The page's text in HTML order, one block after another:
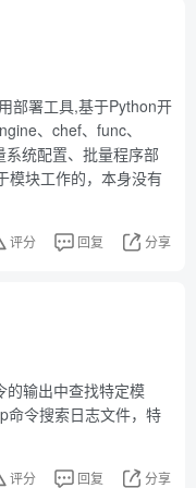
部署工具,基于Python开
、chef、func、
统配置、批量程序部
模块工作的，本身没有
评分 回复 分享
的输出中查找特定模
命令搜索日志文件，特
评分 回复 分享